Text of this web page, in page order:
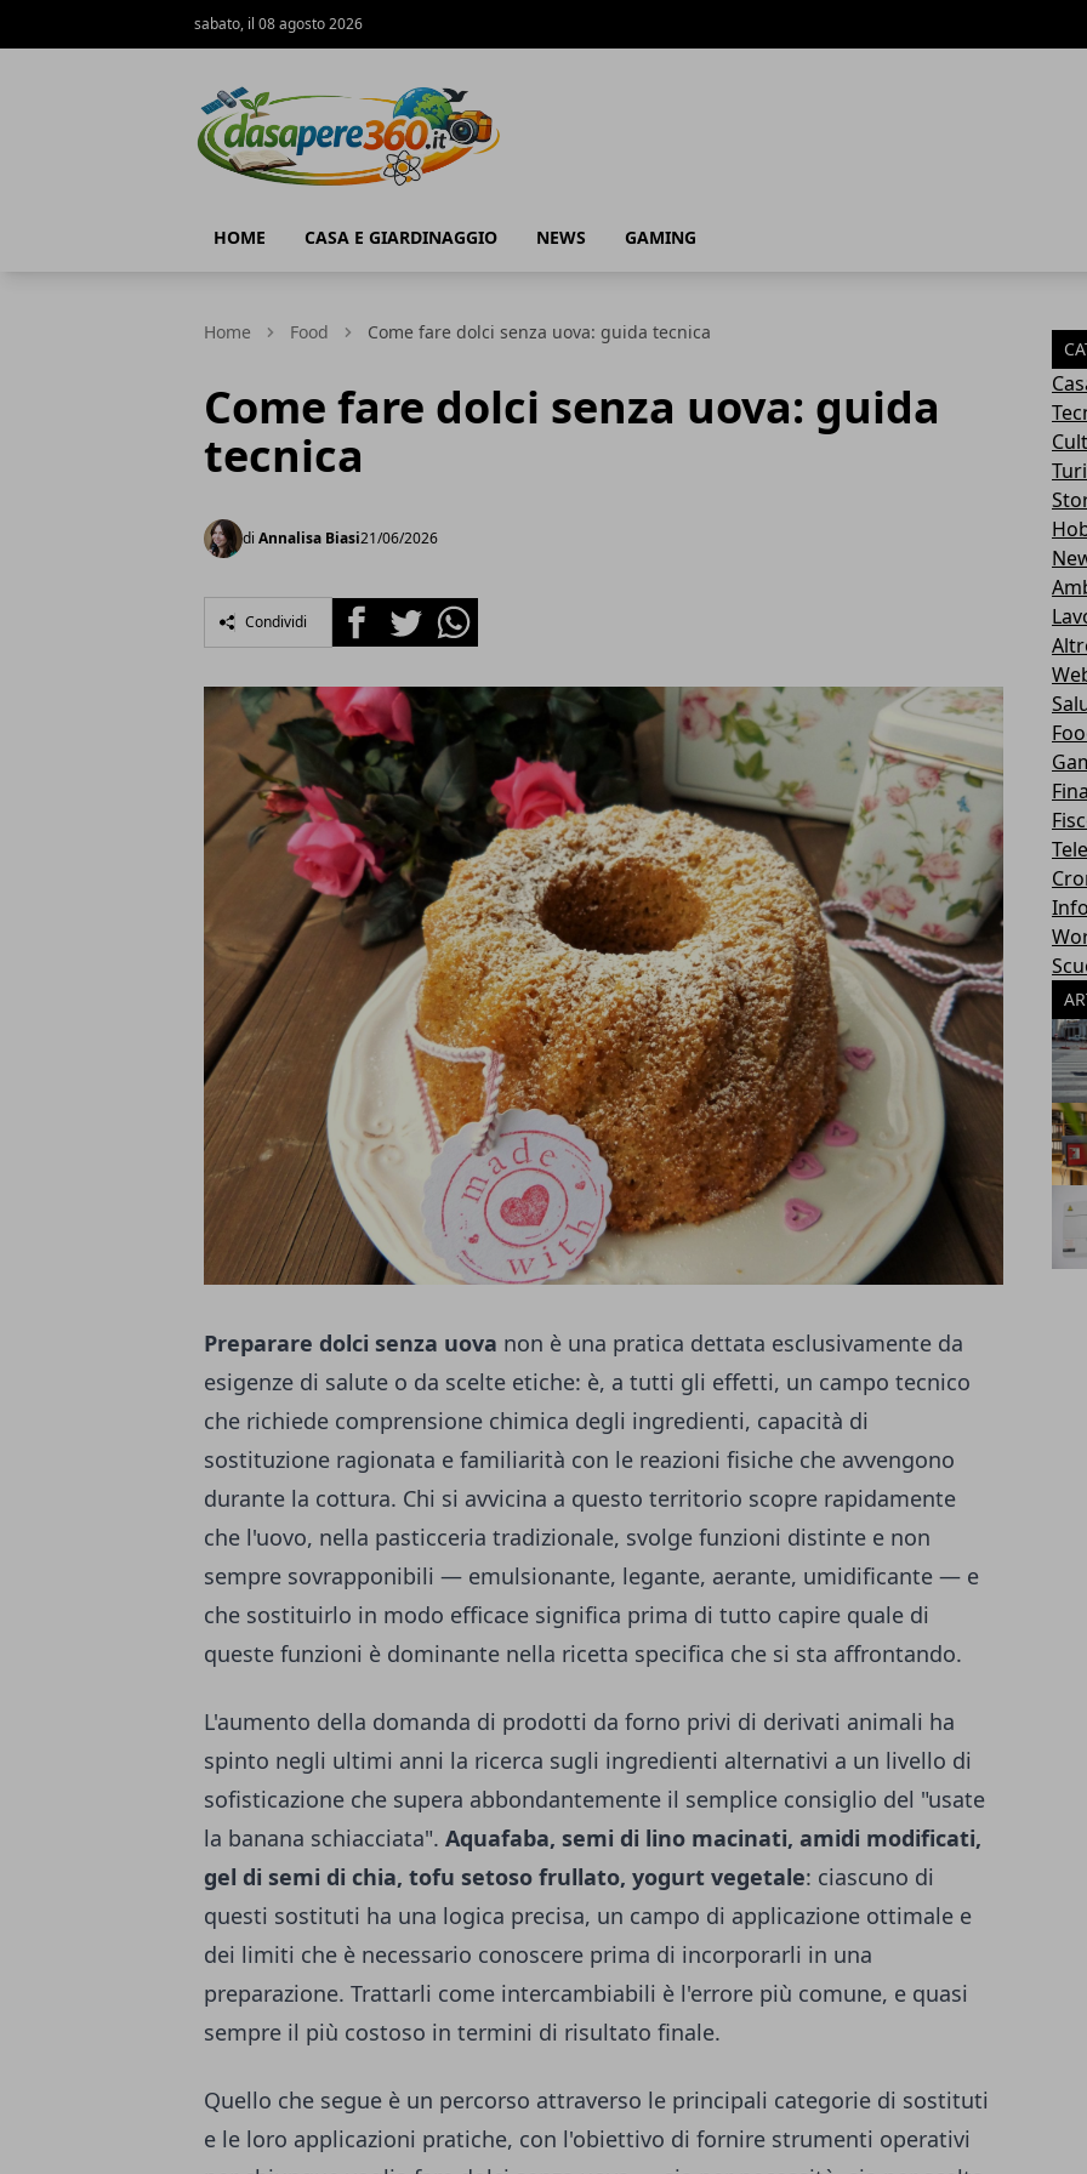
sabato, il 08 agosto 2026
HOME CASA E GIARDINAGGIO NEWS GAMING
Home Food Come fare dolci senza uova: guida tecnica
Come fare dolci senza uova: guida
tecnica
di Annalisa Biasi21/06/2026
Condividi FacebookTwitterWhatsapp
Preparare dolci senza uova non è una pratica dettata esclusivamente da
esigenze di salute o da scelte etiche: è, a tutti gli effetti, un campo tecnico
che richiede comprensione chimica degli ingredienti, capacità di
sostituzione ragionata e familiarità con le reazioni fisiche che avvengono
durante la cottura. Chi si avvicina a questo territorio scopre rapidamente
che l'uovo, nella pasticceria tradizionale, svolge funzioni distinte e non
sempre sovrapponibili — emulsionante, legante, aerante, umidificante — e
che sostituirlo in modo efficace significa prima di tutto capire quale di
queste funzioni è dominante nella ricetta specifica che si sta affrontando.
L'aumento della domanda di prodotti da forno privi di derivati animali ha
spinto negli ultimi anni la ricerca sugli ingredienti alternativi a un livello di
sofisticazione che supera abbondantemente il semplice consiglio del "usate
la banana schiacciata". Aquafaba, semi di lino macinati, amidi modificati,
gel di semi di chia, tofu setoso frullato, yogurt vegetale: ciascuno di
questi sostituti ha una logica precisa, un campo di applicazione ottimale e
dei limiti che è necessario conoscere prima di incorporarli in una
preparazione. Trattarli come intercambiabili è l'errore più comune, e quasi
sempre il più costoso in termini di risultato finale.
Quello che segue è un percorso attraverso le principali categorie di sostituti
e le loro applicazioni pratiche, con l'obiettivo di fornire strumenti operativi